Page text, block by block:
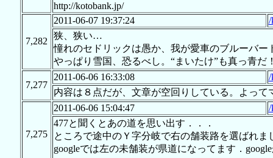
http://kotobank.jp/
7,282
2011-06-07 19:37:24
/
狭、狭い…
憧れのセドリックは愚か、我が愛車のブルーバ
やっぱり雪国、恐るべし。“まいたけ”も真っ青だ
7,277
2011-06-06 16:33:08
/
内容は８点だが、文章が空回りしている。よって
7,275
2011-06-06 15:04:47
/
477と聞くとあの道を思い出す．．．
ところで途中のＹ字分岐で右の舗装路を選ばれま
googleでは左の未舗装が県道になってます．